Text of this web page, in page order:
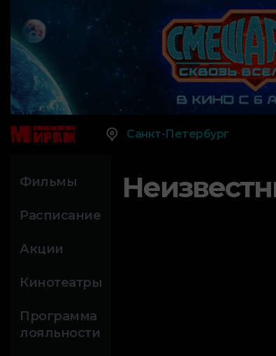
Санкт-Петербург
Фильмы
Расписание
Акции
Кинотеатры
Программа
лояльности